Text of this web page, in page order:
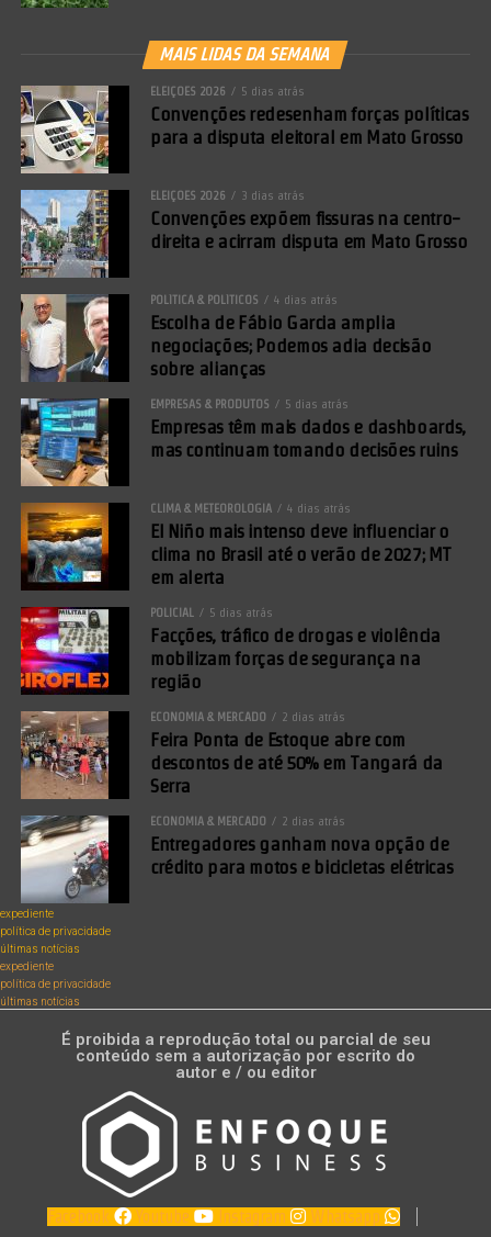
MAIS LIDAS DA SEMANA
ELEIÇÕES 2026 5 dias atrás
Convenções redesenham forças políticas
para a disputa eleitoral em Mato Grosso
ELEIÇÕES 2026 3 dias atrás
Convenções expõem fissuras na centro-
direita e acirram disputa em Mato Grosso
POLÍTICA & POLÍTICOS 4 dias atrás
Escolha de Fábio Garcia amplia
negociações; Podemos adia decisão
sobre alianças
EMPRESAS & PRODUTOS 5 dias atrás
Empresas têm mais dados e dashboards,
mas continuam tomando decisões ruins
CLIMA & METEOROLOGIA 4 dias atrás
El Niño mais intenso deve influenciar o
clima no Brasil até o verão de 2027; MT
em alerta
POLICIAL 5 dias atrás
Facções, tráfico de drogas e violência
mobilizam forças de segurança na
região
ECONOMIA & MERCADO 2 dias atrás
Feira Ponta de Estoque abre com
descontos de até 50% em Tangará da
Serra
ECONOMIA & MERCADO 2 dias atrás
Entregadores ganham nova opção de
crédito para motos e bicicletas elétricas
expediente
política de privacidade
últimas notícias
expediente
política de privacidade
últimas notícias
É proibida a reprodução total ou parcial de seu
conteúdo sem a autorização por escrito do
autor e / ou editor
Facebook Youtube Instagram Whatsapp